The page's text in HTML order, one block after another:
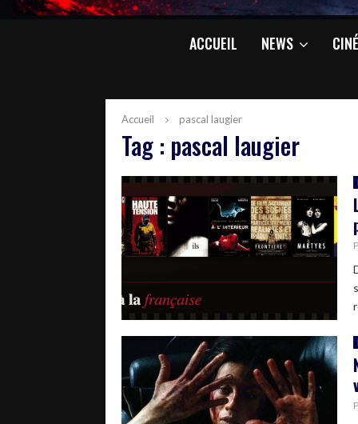
ACCUEIL NEWS
Accueil pascal laugier
Tag : pascal laugier